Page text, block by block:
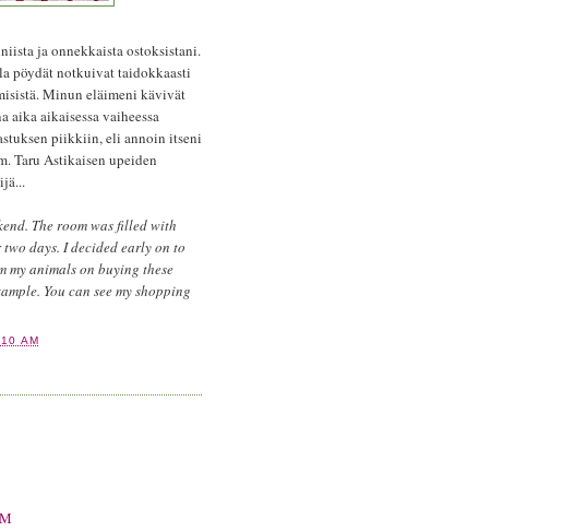
ja onnekkaista ostoksistani.
pöydät notkuivat taidokkaasti
Minun eläimeni kävivät
aikaisessa vaiheessa
piikkiin, eli annoin itseni
Taru Astikaisen upeiden
The room was filled with
days. I decided early on to
my animals on buying these
You can see my shopping
AM